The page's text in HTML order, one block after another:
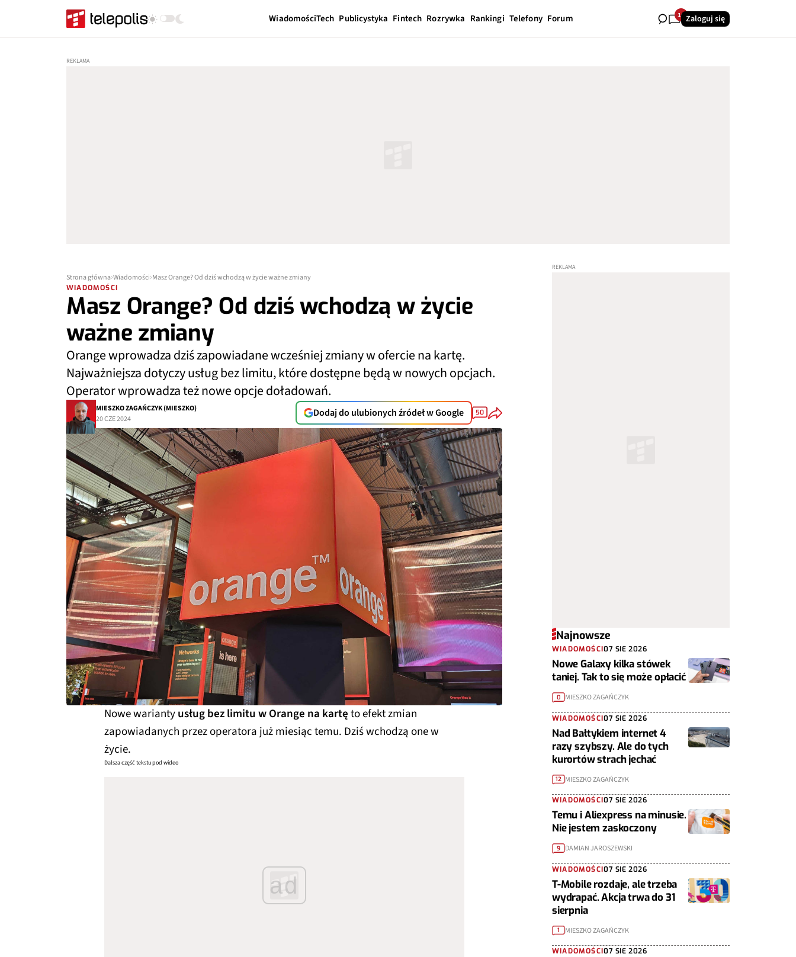
WiadomościTech Publicystyka Fintech Rozrywka Rankingi Telefony Forum 16Zaloguj się
Strona główna Wiadomości Masz Orange? Od dziś wchodzą w życie ważne zmiany
WIADOMOŚCI
Masz Orange? Od dziś wchodzą w życie
ważne zmiany
Orange wprowadza dziś zapowiadane wcześniej zmiany w ofercie na kartę.
Najważniejsza dotyczy usług bez limitu, które dostępne będą w nowych opcjach.
Operator wprowadza też nowe opcje doładowań.
MIESZKO ZAGAŃCZYK (MIESZKO)
20 CZE 2024
Dodaj do ulubionych źródeł w Google 50
Nowe wariantyusług bez limitu w Orange na kartęto efekt zmian
zapowiadanych przez operatora już miesiąc temu. Dziś wchodzą one w
życie.
Dalsza część tekstu pod wideo
ad
Najnowsze
WIADOMOŚCI07 SIE 2026
Nowe Galaxy kilka stówek
taniej. Tak to się może opłacić
0 MIESZKO ZAGAŃCZYK
WIADOMOŚCI07 SIE 2026
Nad Bałtykiem internet 4
razy szybszy. Ale do tych
kurortów strach jechać
12 MIESZKO ZAGAŃCZYK
WIADOMOŚCI07 SIE 2026
Temu i Aliexpress na minusie.
Nie jestem zaskoczony
9 DAMIAN JAROSZEWSKI
WIADOMOŚCI07 SIE 2026
T-Mobile rozdaje, ale trzeba
wydrapać. Akcja trwa do 31
sierpnia
1 MIESZKO ZAGAŃCZYK
WIADOMOŚCI07 SIE 2026